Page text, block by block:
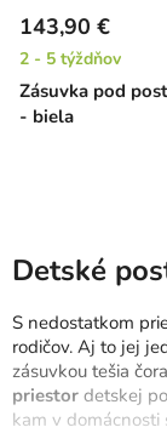
Zásuvka pod
- biela
143,90 €
2 - 5 týždňov
Detské
S nedostatkom
rodičov. Aj to jej
zásuvkou tešia
priestor detskej
kam v domácnosti